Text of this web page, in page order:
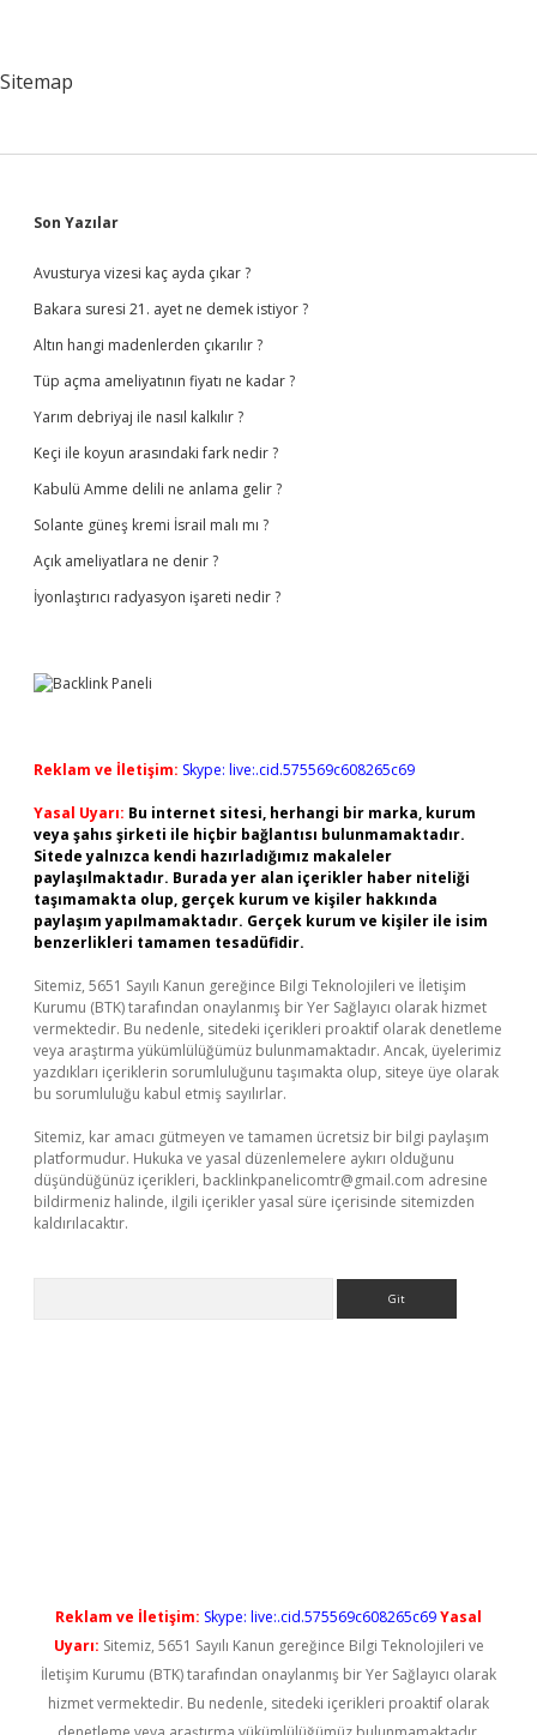
Sitemap
Sidebar
Son Yazılar
Avusturya vizesi kaç ayda çıkar ?
Bakara suresi 21. ayet ne demek istiyor ?
Altın hangi madenlerden çıkarılır ?
Tüp açma ameliyatının fiyatı ne kadar ?
Yarım debriyaj ile nasıl kalkılır ?
Keçi ile koyun arasındaki fark nedir ?
Kabulü Amme delili ne anlama gelir ?
Solante güneş kremi İsrail malı mı ?
Açık ameliyatlara ne denir ?
İyonlaştırıcı radyasyon işareti nedir ?
Reklam ve İletişim: Skype: live:.cid.575569c608265c69
Yasal Uyarı: Bu internet sitesi, herhangi bir marka, kurum
veya şahıs şirketi ile hiçbir bağlantısı bulunmamaktadır.
Sitede yalnızca kendi hazırladığımız makaleler
paylaşılmaktadır. Burada yer alan içerikler haber niteliği
taşımamakta olup, gerçek kurum ve kişiler hakkında
paylaşım yapılmamaktadır. Gerçek kurum ve kişiler ile isim
benzerlikleri tamamen tesadüfidir.
Sitemiz, 5651 Sayılı Kanun gereğince Bilgi Teknolojileri ve İletişim
Kurumu (BTK) tarafından onaylanmış bir Yer Sağlayıcı olarak hizmet
vermektedir. Bu nedenle, sitedeki içerikleri proaktif olarak denetleme
veya araştırma yükümlülüğümüz bulunmamaktadır. Ancak, üyelerimiz
yazdıkları içeriklerin sorumluluğunu taşımakta olup, siteye üye olarak
bu sorumluluğu kabul etmiş sayılırlar.
Sitemiz, kar amacı gütmeyen ve tamamen ücretsiz bir bilgi paylaşım
platformudur. Hukuka ve yasal düzenlemelere aykırı olduğunu
düşündüğünüz içerikleri, backlinkpanelicomtr@gmail.com adresine
bildirmeniz halinde, ilgili içerikler yasal süre içerisinde sitemizden
kaldırılacaktır.
Reklam ve İletişim: Skype: live:.cid.575569c608265c69Yasal
Uyarı: Sitemiz, 5651 Sayılı Kanun gereğince Bilgi Teknolojileri ve
İletişim Kurumu (BTK) tarafından onaylanmış bir Yer Sağlayıcı olarak
hizmet vermektedir. Bu nedenle, sitedeki içerikleri proaktif olarak